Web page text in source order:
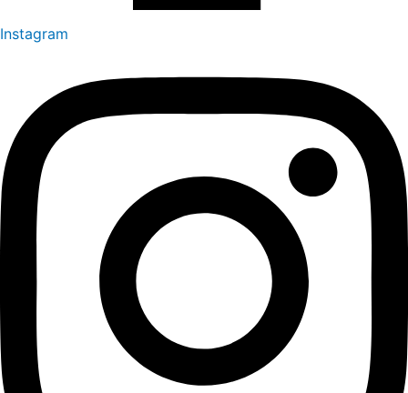
Instagram